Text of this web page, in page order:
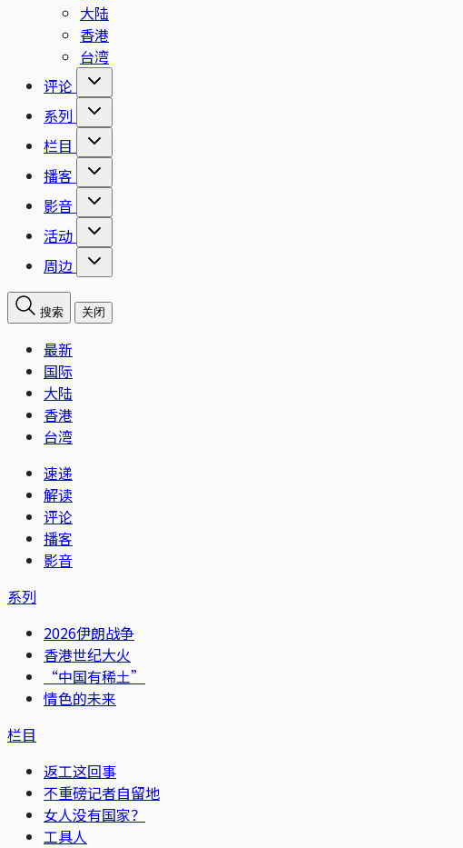
大陆
香港
台湾
评论
系列
栏目
播客
影音
活动
周边
搜索 关闭
最新
国际
大陆
香港
台湾
速递
解读
评论
播客
影音
系列
2026伊朗战争
香港世纪大火
“中国有稀土”
情色的未来
栏目
返工这回事
不重磅记者自留地
女人没有国家？
工具人